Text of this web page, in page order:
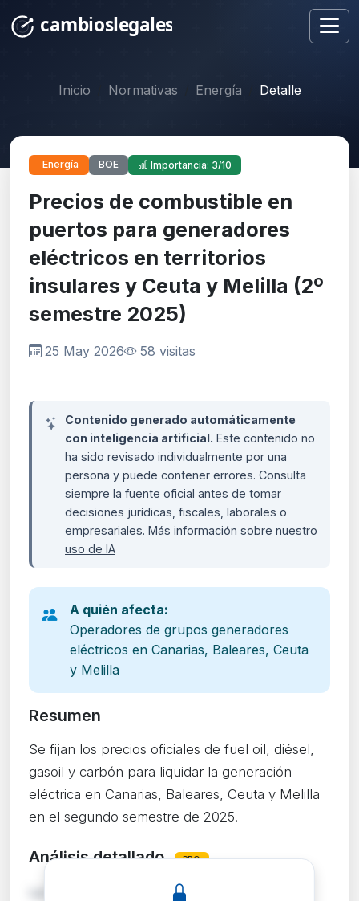
Inicio Normativas Energía Detalle
Energía BOE Importancia: 3/10
Precios de combustible en
puertos para generadores
eléctricos en territorios
insulares y Ceuta y Melilla (2º
semestre 2025)
25 May 2026 58 visitas
Contenido generado automáticamente
con inteligencia artificial. Este contenido no
ha sido revisado individualmente por una
persona y puede contener errores. Consulta
siempre la fuente oficial antes de tomar
decisiones jurídicas, fiscales, laborales o
empresariales. Más información sobre nuestro
uso de IA
A quién afecta:
Operadores de grupos generadores
eléctricos en Canarias, Baleares, Ceuta
y Melilla
Resumen
Se fijan los precios oficiales de fuel oil, diésel,
gasoil y carbón para liquidar la generación
eléctrica en Canarias, Baleares, Ceuta y Melilla
en el segundo semestre de 2025.
Análisis detallado PRO
La Dirección General de Política Energética y